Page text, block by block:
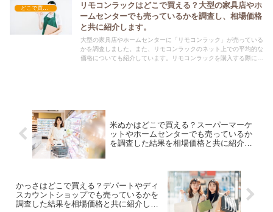
どこで買える？-家具
リモコンラックはどこで買える？大型の家具店やホ
ームセンターでも売っているかを調査し、相場価格
と共に紹介します。
大型の家具店やホームセンターに「リモコンラック」が売っている
かを調査しました。また、リモコンラックのネット上での平均的な
価格についても紹介しています。リモコンラックを購入する際にぜ
米ぬかはどこで買える？スーパーマーケ
ットやホームセンターでも売っているか
を調査した結果を相場価格と共に紹介し
かっさはどこで買える？デパートやディ
スカウントショップでも売っているかを
調査した結果を相場価格と共に紹介しま